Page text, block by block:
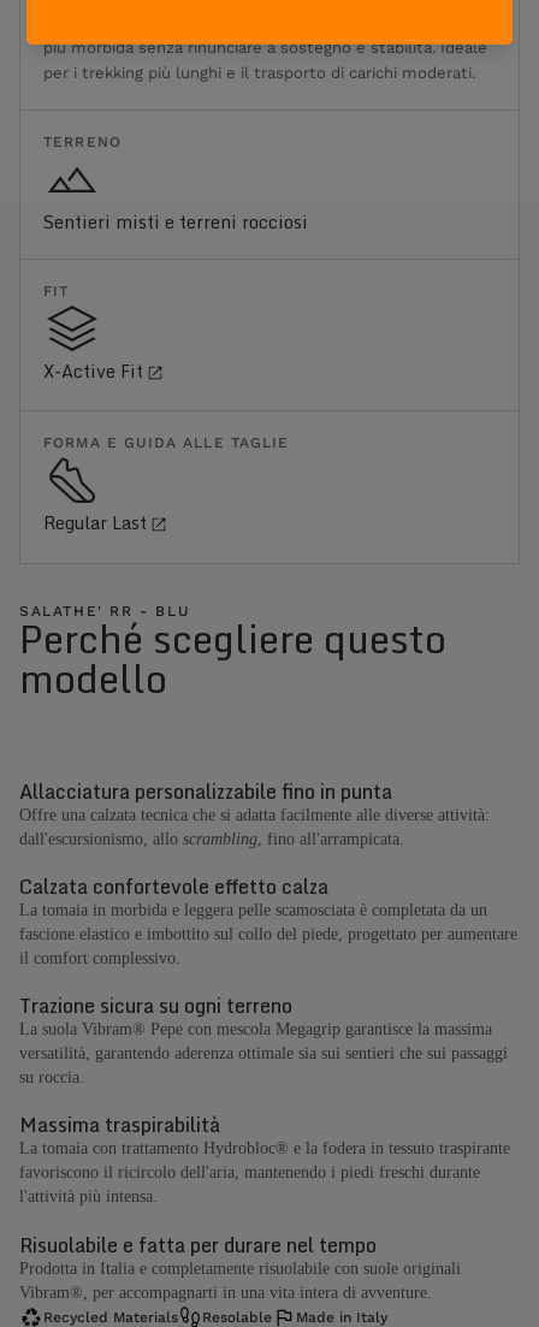
più morbida senza rinunciare a sostegno e stabilità. Ideale
per i trekking più lunghi e il trasporto di carichi moderati.
TERRENO
Sentieri misti e terreni rocciosi
FIT
X-Active Fit
FORMA E GUIDA ALLE TAGLIE
Regular Last
SALATHE' RR - BLU
Perché scegliere questo
modello
Allacciatura personalizzabile fino in punta
Offre una calzata tecnica che si adatta facilmente alle diverse attività:
dall'escursionismo, allo scrambling , fino all'arrampicata.
Calzata confortevole effetto calza
La tomaia in morbida e leggera pelle scamosciata è completata da un
fascione elastico e imbottito sul collo del piede, progettato per aumentare
il comfort complessivo.
Trazione sicura su ogni terreno
La suola Vibram® Pepe con mescola Megagrip garantisce la massima
versatilità, garantendo aderenza ottimale sia sui sentieri che sui passaggi
su roccia.
Massima traspirabilità
La tomaia con trattamento Hydrobloc® e la fodera in tessuto traspirante
favoriscono il ricircolo dell'aria, mantenendo i piedi freschi durante
l'attività più intensa.
Risuolabile e fatta per durare nel tempo
Prodotta in Italia e completamente risuolabile con suole originali
Vibram®, per accompagnarti in una vita intera di avventure.
Recycled Materials Resolable Made in Italy